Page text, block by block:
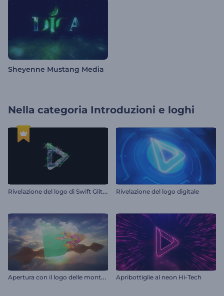
Sheyenne Mustang Media
Nella categoria Introduzioni e loghi
R
ivelazione del logo di Swift Glitch Rivelazione del logo digitale
A
pertura con il logo delle montagne Apribottiglie al neon Hi-Tech